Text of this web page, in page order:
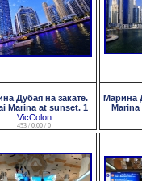
Дубая на закате.
Marina at sunset. 1
VicColon
453 / 0.00 / 0
Марина
Marina